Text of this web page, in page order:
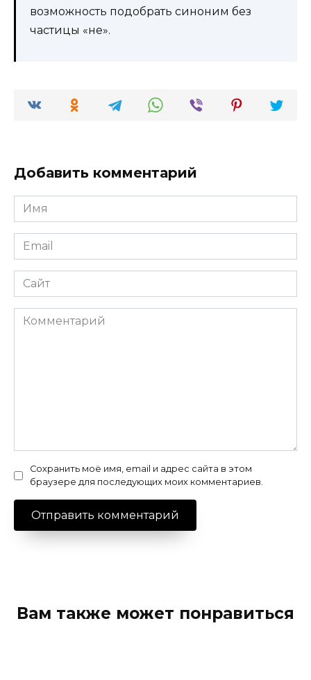
возможность подобрать синоним без
частицы «не».
Добавить комментарий
Имя
*
Email
*
Сайт
Комментарий
Сохранить моё имя, email и адрес сайта в этом
браузере для последующих моих комментариев.
Вам также может понравиться